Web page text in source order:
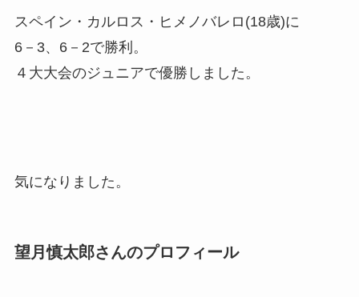
スペイン・カルロス・ヒメノバレロ(18歳)に
6－3、6－2で勝利。
４大大会のジュニアで優勝しました。
気になりました。
望月慎太郎さんのプロフィール